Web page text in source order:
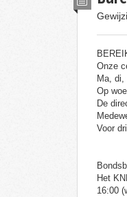
Onze
Ma, di,
Op
De
Voor
Het
16:00